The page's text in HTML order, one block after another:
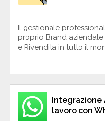
Il gestionale
proprio Brand
e Rivendita in tutto il
Integrazione
lavoro con